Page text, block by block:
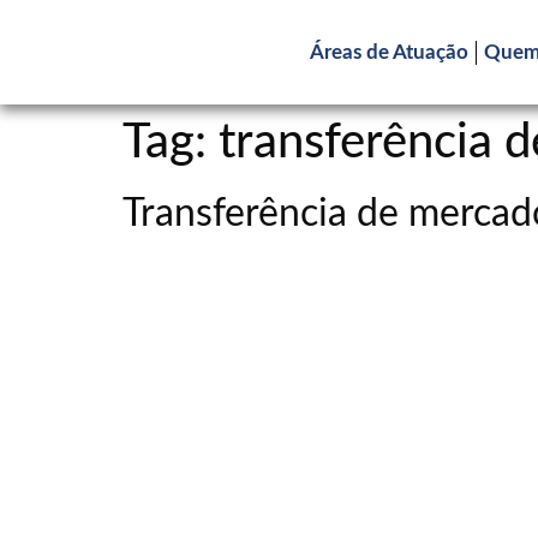
Áreas de Atuação
Tag: transferência
Transferência de